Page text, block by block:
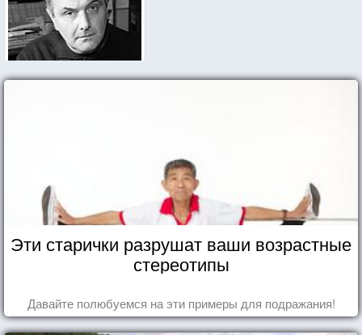
Эти старички разрушат ваши возрастные
стереотипы
Давайте полюбуемся на эти примеры для подражания!